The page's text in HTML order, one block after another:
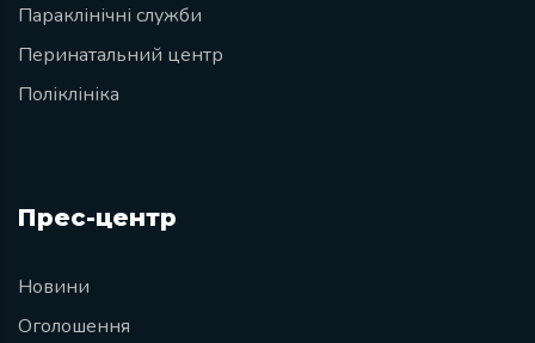
Параклінічні служби
Перинатальний центр
Поліклініка
Прес-центр
Новини
Оголошення